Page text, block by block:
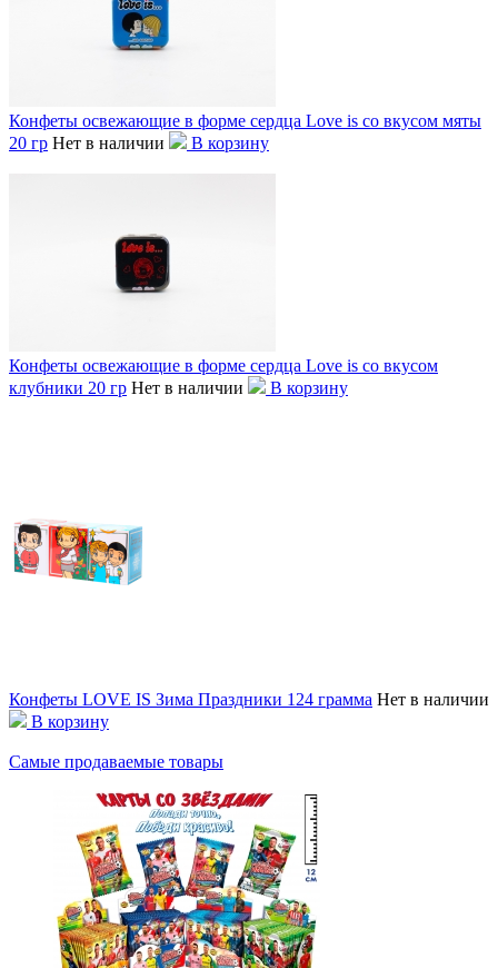
Конфеты освежающие в форме сердца Love is со вкусом мяты
20 гр Нет в наличии В корзину
Конфеты освежающие в форме сердца Love is со вкусом
клубники 20 гр Нет в наличии В корзину
Конфеты LOVE IS Зима Праздники 124 грамма Нет в наличии
В корзину
Самые продаваемые товары